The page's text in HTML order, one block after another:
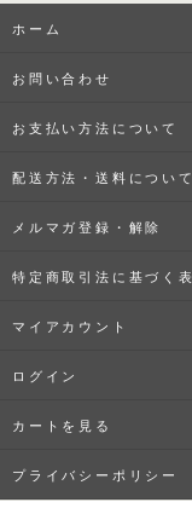
ホーム
お問い合わせ
お支払い方法について
配送方法・送料について
メルマガ登録・解除
特定商取引法に基づく
マイアカウント
ログイン
カートを見る
プライバシーポリシー